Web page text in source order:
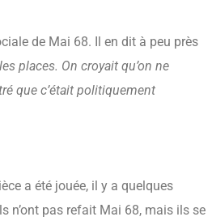
de Mai 68. Il en dit à peu près
places. On croyait qu’on ne
que c’était politiquement
a été jouée, il y a quelques
n’ont pas refait Mai 68, mais ils se